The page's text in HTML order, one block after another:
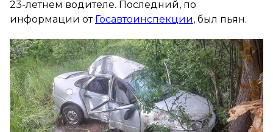
23-летнем водителе. Последний, по
информации от Госавтоинспекции, был пьян.